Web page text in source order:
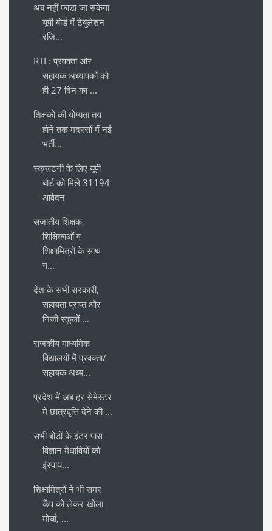
अब नहीं फाड़ा जा सकेगा
यूपी बोर्ड में टेबुलेशन
रजि...
RTI : प्रवक्ता और
सहायक अध्यापकों को
ही 27 दिन का ...
शिक्षकों की योग्यता तय
होने तक मदरसों में नई
भर्ती...
स्क्रूटनी के लिए यूपी
बोर्ड को मिले 31194
आवेदन
सजातीय शिक्षक,
शिक्षिकाओं व
शिक्षामित्रों के साथ
ग...
देश के सभी सरकारी,
सहायता प्राप्त और
निजी स्कूलों ...
राजकीय माध्यमिक
विद्यालयों में प्रवक्ता/
सहायक अध्य...
प्रदेश में अब हर सेमेस्टर
में छात्रवृत्ति देने की ...
सभी बोडों के इंटर पास
विज्ञान मेधावियों को
इंस्पाय...
शिक्षामित्रों ने भी समर
कैंप को लेकर खोला
मोर्चा, ...